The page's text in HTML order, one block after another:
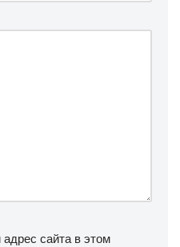
сайта в этом